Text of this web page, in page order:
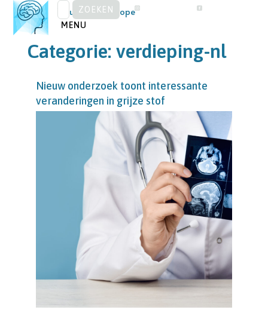
Skip
to
content
ZOEKEN
NAAR:
Visual Snow Europe
MENU
Categorie: verdieping-nl
Nieuw onderzoek toont interessante
veranderingen in grijze stof